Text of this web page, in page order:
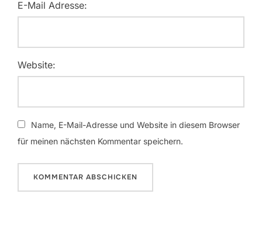
E-Mail Adresse:
Website:
Name, E-Mail-Adresse und Website in diesem Browser
für meinen nächsten Kommentar speichern.